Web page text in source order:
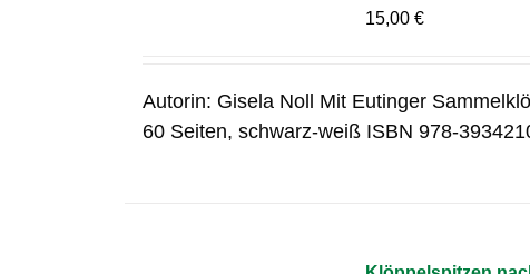
15,00€
Autorin: Gisela Noll Mit Eutinger
60 Seiten, schwarz-weiß ISBN 978-